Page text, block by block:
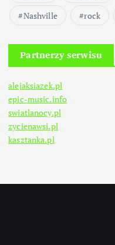
Nashville
rock
Partnerzy serwisu
alejaksiazek.pl
epic-music.info
swiatlanocy.pl
zycienawsi.pl
kasztanka.pl